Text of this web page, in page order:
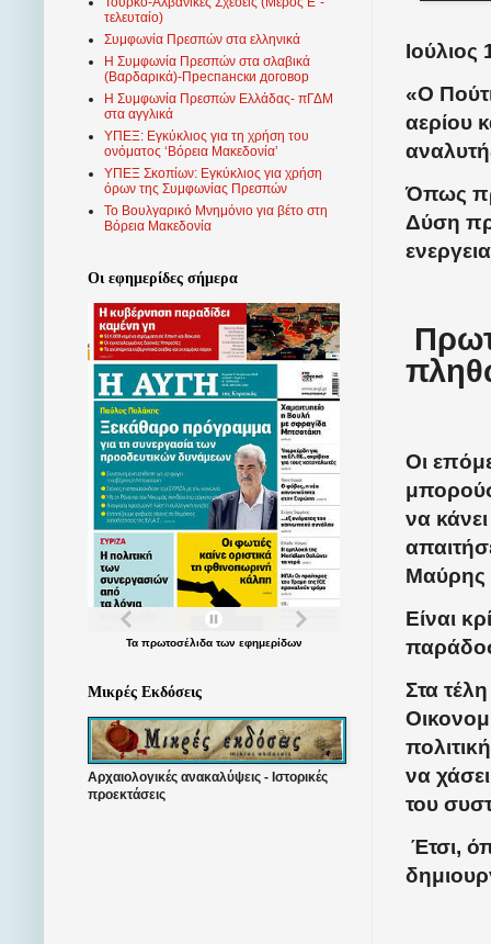
«Ο
αερίου
Όπως
Δύση
Οι
να
Μαύρης
Είναι
Στα
να
του
Έτσι,
τελευταίο)
Συμφωνία Πρεσπών στα ελληνικά
Η Συμφωνία Πρεσπών στα σλαβικά
(Βαρδαρικά)-Преспански договор
Η Συμφωνία Πρεσπών Ελλάδας- πΓΔΜ
στα αγγλικά
ΥΠΕΞ: Εγκύκλιος για τη χρήση του
ονόματος ‘Βόρεια Μακεδονία’
ΥΠΕΞ Σκοπίων: Εγκύκλιος για χρήση
όρων της Συμφωνίας Πρεσπών
Το Βουλγαρικό Μνημόνιο για βέτο στη
Βόρεια Μακεδονία
Οι εφημερίδες σήμερα
Τα πρωτοσέλιδατων εφημερίδων
Μικρές Εκδόσεις
Αρχαιολογικές ανακαλύψεις - Ιστορικές
προεκτάσεις